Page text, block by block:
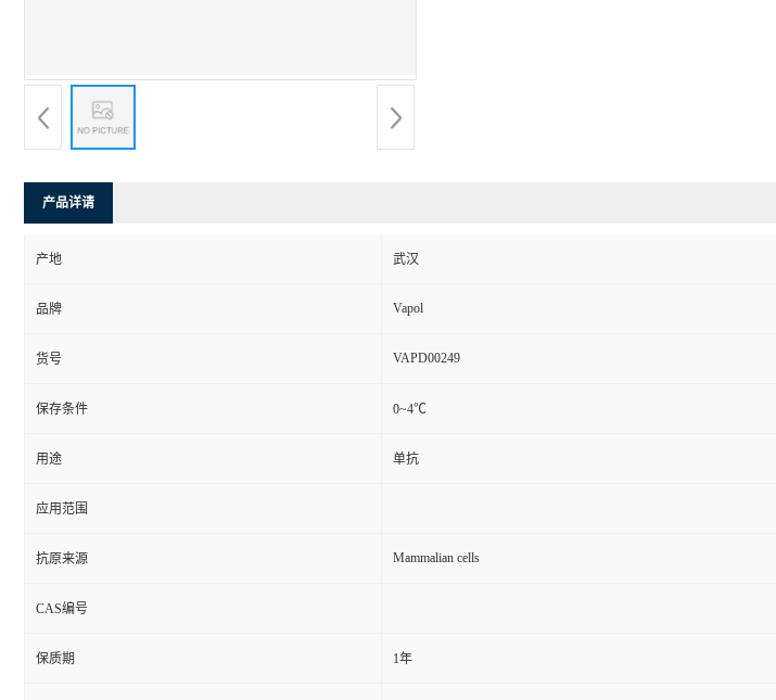
产品详请
产地 武汉
品牌 Vapol
货号 VAPD00249
保存条件 0~4℃
用途 单抗
应用范围
抗原来源 Mammalian cells
CAS编号
保质期 1年